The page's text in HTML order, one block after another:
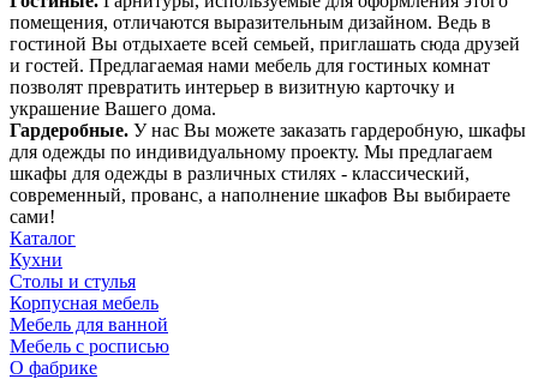
помещения, отличаются выразительным дизайном. Ведь в
гостиной Вы отдыхаете всей семьей, приглашать сюда друзей
и гостей. Предлагаемая нами мебель для гостиных комнат
позволят превратить интерьер в визитную карточку и
украшение Вашего дома.
Гардеробные. У нас Вы можете заказать гардеробную, шкафы
для одежды по индивидуальному проекту. Мы предлагаем
шкафы для одежды в различных стилях - классический,
современный, прованс, а наполнение шкафов Вы выбираете
сами!
Каталог
Кухни
Столы и стулья
Корпусная мебель
Мебель для ванной
Мебель с росписью
О фабрике